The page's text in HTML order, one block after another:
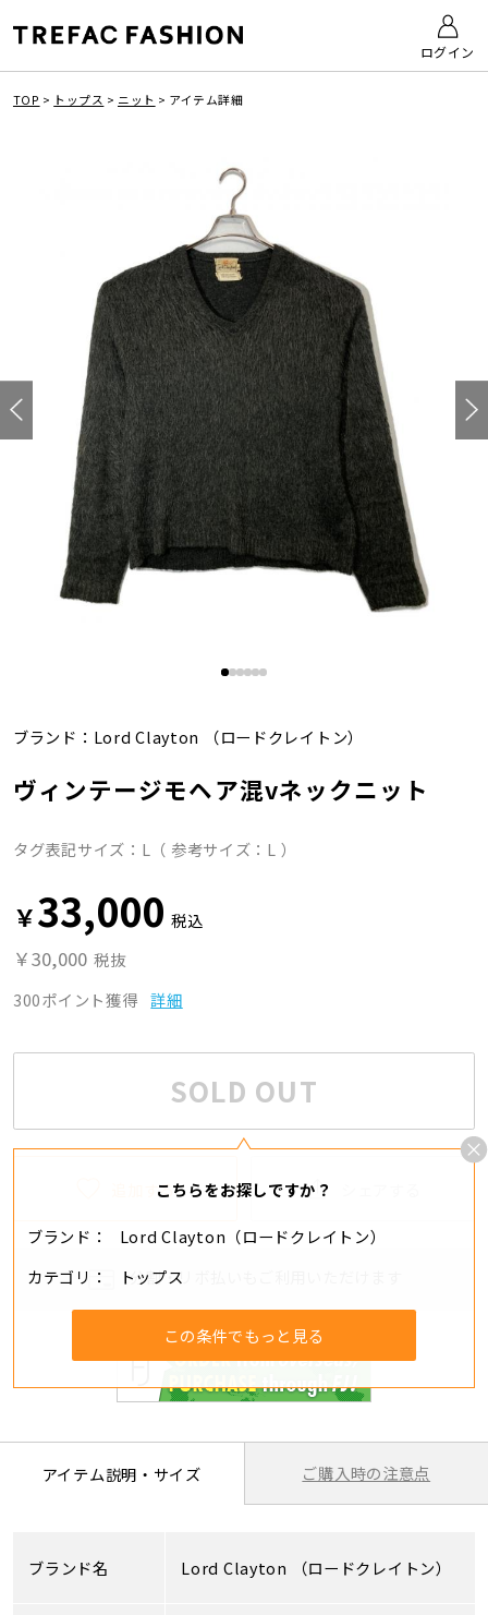
ログイン
TOP > トップス > ニット > アイテム詳細
ブランド： Lord Clayton （ロードクレイトン）
ヴィンテージモヘア混vネックニット
タグ表記サイズ：L（ 参考サイズ：L ）
￥33,000 税込
￥30,000 税抜
300ポイント獲得 詳細
SOLD OUT
こちらをお探しですか？
ブランド
Lord Clayton（ロードクレイトン）
カテゴリ
トップス
この条件でもっと見る
追加する
分割・リボ払いもご利用いただけます
アイテム説明・サイズ ご購入時の注意点
ブランド名 Lord Clayton （ロードクレイトン）